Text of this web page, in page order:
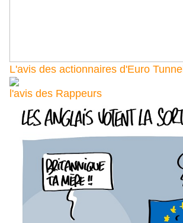
L'avis des actionnaires d'Euro Tunnel
l'avis des Rappeurs